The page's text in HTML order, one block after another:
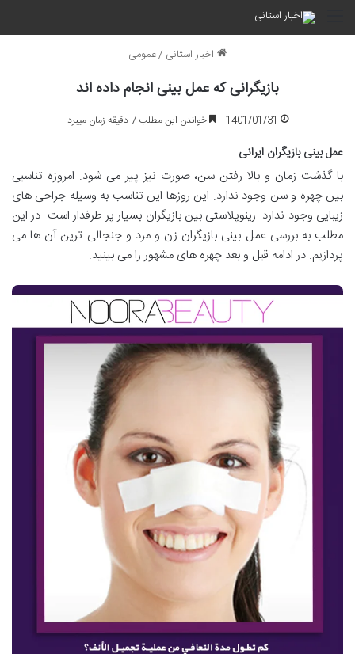
منو
اخبار استانی /عمومی
بازیگرانی که عمل بینی انجام داده اند
1401/01/31 خواندن این مطلب 7 دقیقه زمان میبرد
عمل بینی بازیگران ایرانی
با گذشت زمان و بالا رفتن سن، صورت نیز پیر می شود. امروزه تناسبی
بین چهره و سن وجود ندارد. این روزها این تناسب به وسیله جراحی های
زیبایی وجود ندارد. رینوپلاستی بین بازیگران بسیار پر طرفدار است. در این
مطلب به بررسی عمل بینی بازیگران زن و مرد و جنجالی ترین آن ها می
پردازیم. در ادامه قبل و بعد چهره های مشهور را می بینید.